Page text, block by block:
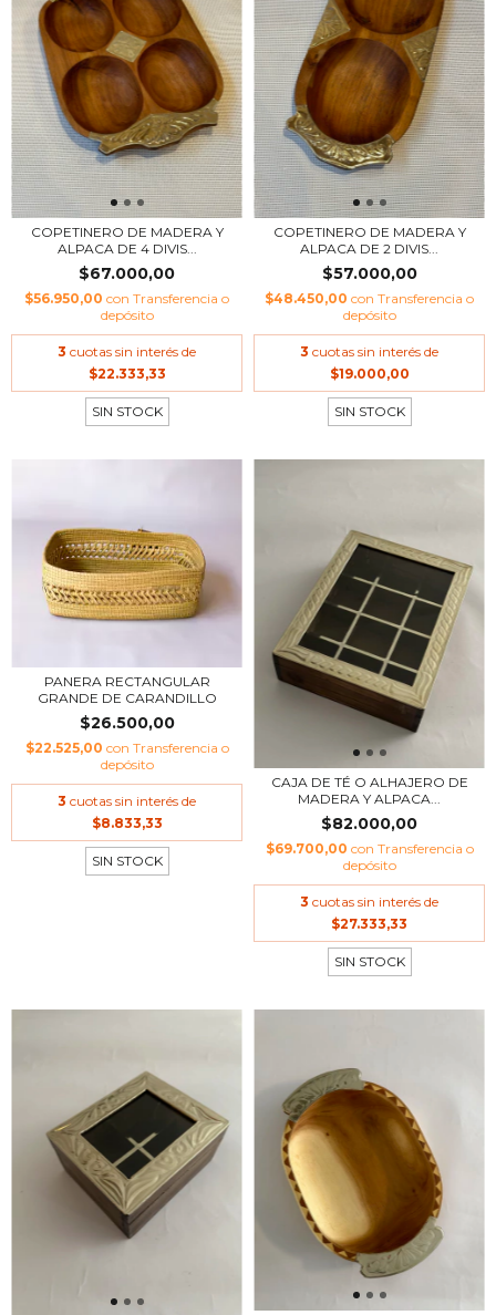
COPETINERO DE MADERA Y
ALPACA DE 4 DIVIS...
$67.000,00
$56.950,00 con Transferencia o
depósito
3 cuotas sin interés de
$22.333,33
SIN STOCK
COPETINERO DE MADERA Y
ALPACA DE 2 DIVIS...
$57.000,00
$48.450,00 con Transferencia o
depósito
3 cuotas sin interés de
$19.000,00
SIN STOCK
PANERA RECTANGULAR
GRANDE DE CARANDILLO
$26.500,00
$22.525,00 con Transferencia o
depósito
3 cuotas sin interés de
$8.833,33
SIN STOCK
CAJA DE TÉ O ALHAJERO DE
MADERA Y ALPACA...
$82.000,00
$69.700,00 con Transferencia o
depósito
3 cuotas sin interés de
$27.333,33
SIN STOCK